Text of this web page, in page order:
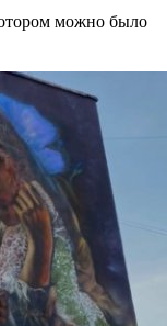
можно было